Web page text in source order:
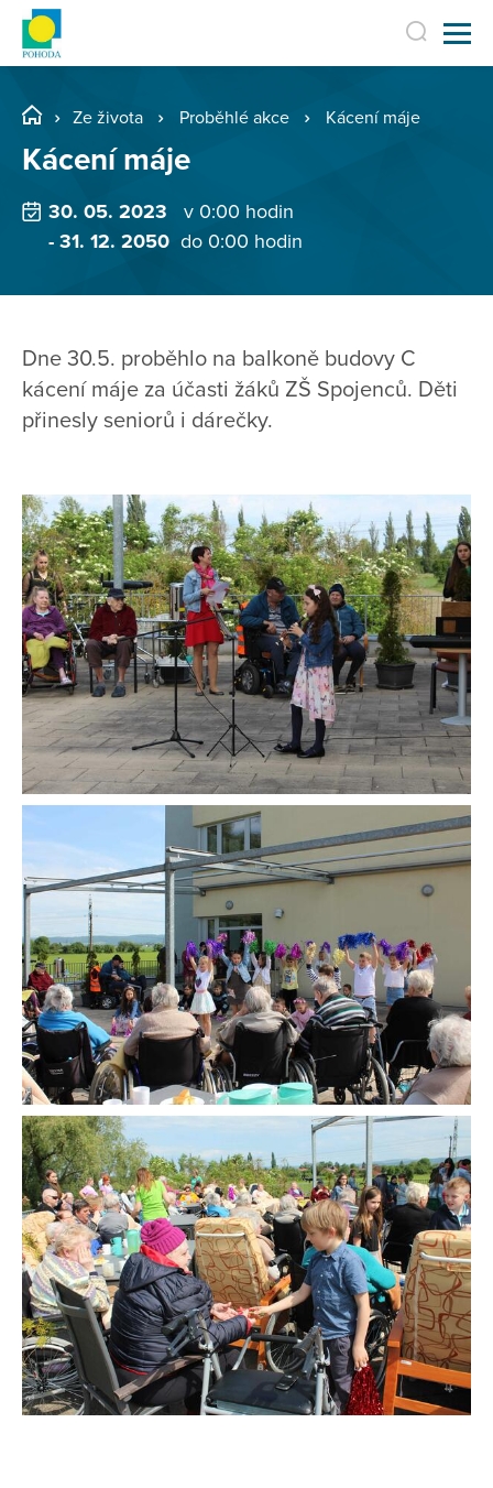
Ze života Proběhlé akce Kácení máje
Kácení máje
30. 05. 2023
v 0:00 hodin
- 31. 12. 2050 do 0:00 hodin
Dne 30.5. proběhlo na balkoně budovy C
kácení máje za účasti žáků ZŠ Spojenců. Děti
přinesly seniorů i dárečky.